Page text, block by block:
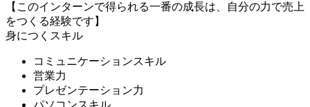
【このインターンで得られる一番の成長は、自分の力で売上
をつくる経験です】
身につくスキル
コミュニケーションスキル
営業力
プレゼンテーション力